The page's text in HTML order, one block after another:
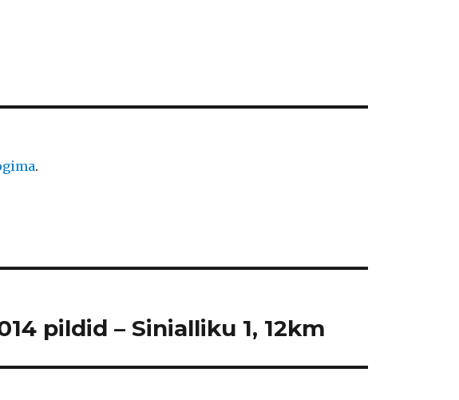
.
pildid – Sinialliku 1, 12km